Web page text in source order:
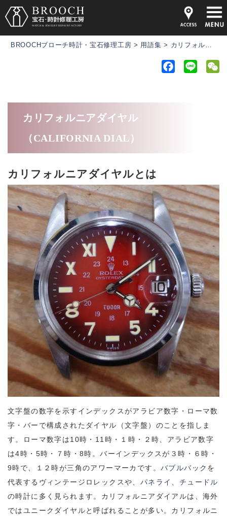
BROOCHブローチ時計・宝石修理工房 > 用語集 > カリフォルニアダイヤル（CALIFORNIA DIAL）
カリフォルニアダイヤル
（CALIFORNIA DIAL）
カリフォルニアダイヤルとは
文字盤の数字を示すインデックスがアラビア数字・ローマ数
字・バーで構成されたダイヤル（文字盤）のことを指しま
す。ローマ数字は10時・11時・１時・２時、アラビア数字
は4時・5時・７時・8時。バーインデックスが３時・６時・
9時で、１２時が三角のアワーマーカです。 バブルバック を
代表するヴィンテージロレックスや、 パネライ
チュードル
の時計に多く見られます。カリフォルニアダイアルは、海外
ではユニークダイヤルと呼ばれることが多い。カリフォルニ